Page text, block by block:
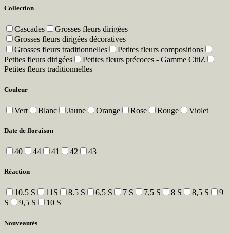
Collection
Cascades
Grosses fleurs dirigées
Grosses fleurs dirigées décoratives
Grosses fleurs traditionnelles
Petites fleurs compositions
Petites fleurs dirigées
Petites fleurs précoces - Gamme CitiZ
Petites fleurs traditionnelles
Couleur
Vert Blanc Jaune Orange Rose Rouge Violet
Date de floraison
40 44 41 42 43
Réaction
10.5 S 11S 8.5 S 6,5 S 7 S 7,5 S 8 S 8,5 S
9
S
9,5 S 10 S
Nouveautés